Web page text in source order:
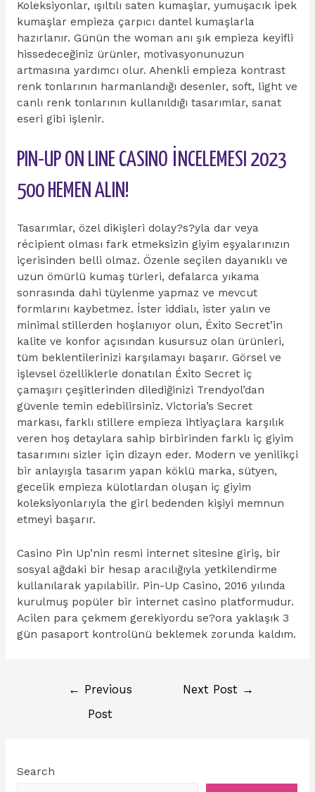
Koleksiyonlar, ışıltılı saten kumaşlar, yumuşacık ipek
kumaşlar empieza çarpıcı dantel kumaşlarla
hazırlanır. Günün the woman anı şık empieza keyifli
hissedeceğiniz ürünler, motivasyonunuzun
artmasına yardımcı olur. Ahenkli empieza kontrast
renk tonlarının harmanlandığı desenler, soft, light ve
canlı renk tonlarının kullanıldığı tasarımlar, sanat
eseri gibi işlenir.
PIN-UP ON LINE CASINO İNCELEMESI 2023
500 HEMEN ALIN!
Tasarımlar, özel dikişleri dolay?s?yla dar veya
récipient olması fark etmeksizin giyim eşyalarınızın
içerisinden belli olmaz. Özenle seçilen dayanıklı ve
uzun ömürlü kumaş türleri, defalarca yıkama
sonrasında dahi tüylenme yapmaz ve mevcut
formlarını kaybetmez. İster iddialı, ister yalın ve
minimal stillerden hoşlanıyor olun, Éxito Secret’in
kalite ve konfor açısından kusursuz olan ürünleri,
tüm beklentilerinizi karşılamayı başarır. Görsel ve
işlevsel özelliklerle donatılan Éxito Secret iç
çamaşırı çeşitlerinden dilediğinizi Trendyol’dan
güvenle temin edebilirsiniz. Victoria’s Secret
markası, farklı stillere empieza ihtiyaçlara karşılık
veren hoş detaylara sahip birbirinden farklı iç giyim
tasarımını sizler için dizayn eder. Modern ve yenilikçi
bir anlayışla tasarım yapan köklü marka, sütyen,
gecelik empieza külotlardan oluşan iç giyim
koleksiyonlarıyla the girl bedenden kişiyi memnun
etmeyi başarır.
Casino Pin Up’nin resmi internet sitesine giriş, bir
sosyal ağdaki bir hesap aracılığıyla yetkilendirme
kullanılarak yapılabilir. Pin-Up Casino, 2016 yılında
kurulmuş popüler bir internet casino platformudur.
Acilen para çekmem gerekiyordu se?ora yaklaşık 3
gün pasaport kontrolünü beklemek zorunda kaldım.
← Previous
Post
Next Post →
Search